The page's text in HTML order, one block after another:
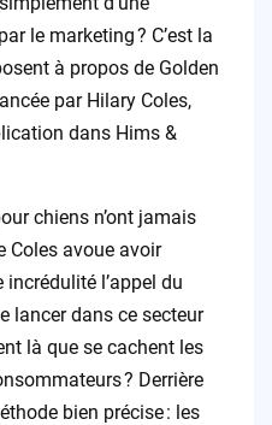
le marketing ? C’est la
à propos de Golden
par Hilary Coles,
dans Hims &
chiens n’ont jamais
Coles avoue avoir
l’appel du
lancer dans ce secteur
là que se cachent les
? Derrière
bien précise : les